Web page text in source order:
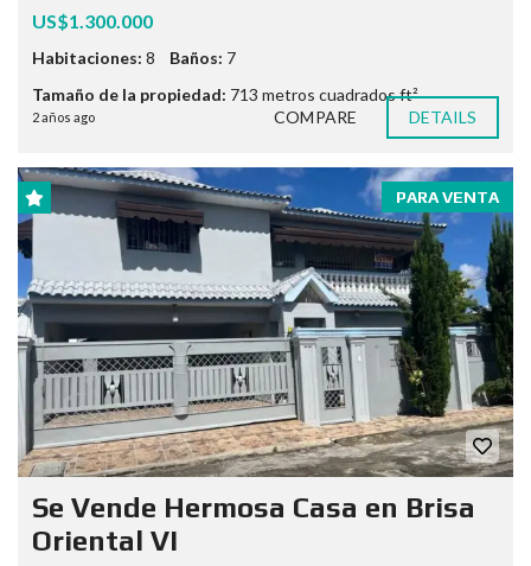
US$1.300.000
Habitaciones: 8 Baños: 7
Tamaño de la propiedad: 713 metros cuadrados ft²
2 años ago COMPARE DETAILS
PARA VENTA
Se Vende Hermosa Casa en Brisa
Oriental VI